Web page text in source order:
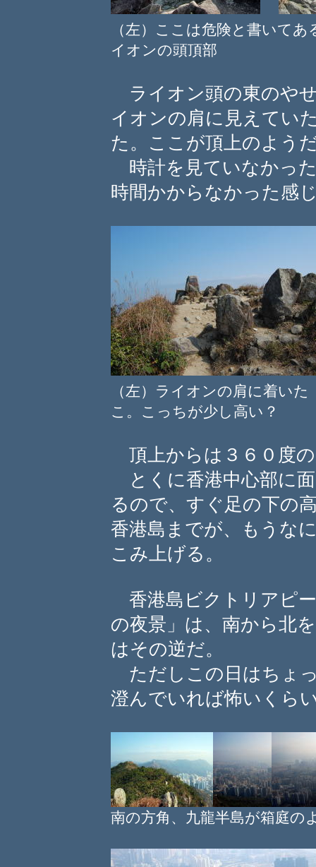
（左）ここは危険と書い
イオンの頭頂部
ライオン頭の東のや
イオンの肩に見えてい
た。ここが頂上のよう
時計を見ていなかっ
時間かからなかった感
（左）ライオンの肩に着
こ。こっちが少し高い？
頂上からは３６０度
とくに香港中心部に
るので、すぐ足の下の
香港島までが、もうな
こみ上げる。
香港島ビクトリアピ
の夜景」は、南から北
はその逆だ。
ただしこの日はちょ
澄んでいれば怖いくら
南の方角、九龍半島が箱庭の